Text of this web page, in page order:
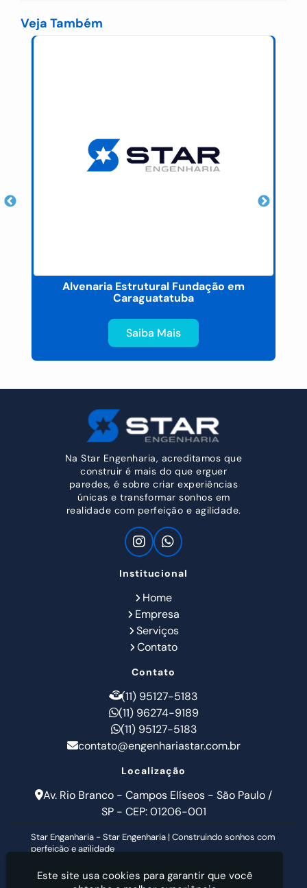
Veja Também
Alvenaria Estrutural Fundação em
Caraguatatuba
Saiba Mais
Na Star Engenharia, acreditamos que
construir é mais do que erguer
paredes, é sobre criar experiências
únicas e transformar sonhos em
realidade com perfeição e agilidade.
Institucional
Home
Empresa
Serviços
Contato
Contato
(11) 95127-5183
(11) 96274-9189
(11) 95127-5183
contato@engenhariastar.com.br
Localização
Av. Rio Branco - Campos Elíseos - São Paulo /
SP - CEP: 01206-001
Star Enganharia - Star Engenharia | Construindo sonhos com
perfeição e agilidade
Este site usa cookies para garantir que você